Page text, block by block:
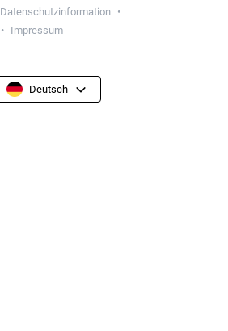
Datenschutzinformation
Impressum
Deutsch